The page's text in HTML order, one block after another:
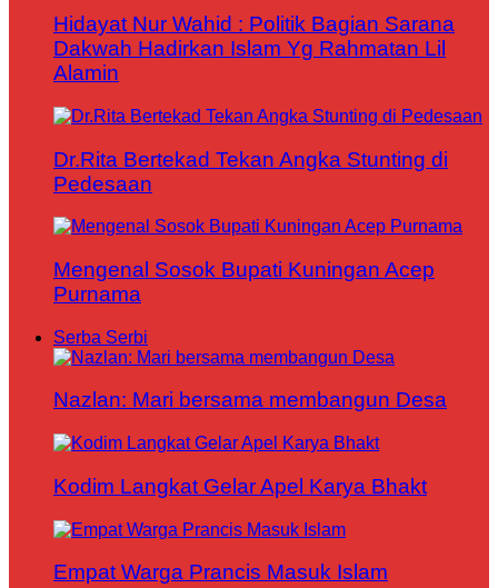
Hidayat Nur Wahid : Politik Bagian Sarana
Dakwah Hadirkan Islam Yg Rahmatan Lil
Alamin
Dr.Rita Bertekad Tekan Angka Stunting di
Pedesaan
Mengenal Sosok Bupati Kuningan Acep
Purnama
Serba Serbi
Nazlan: Mari bersama membangun Desa
Kodim Langkat Gelar Apel Karya Bhakt
Empat Warga Prancis Masuk Islam